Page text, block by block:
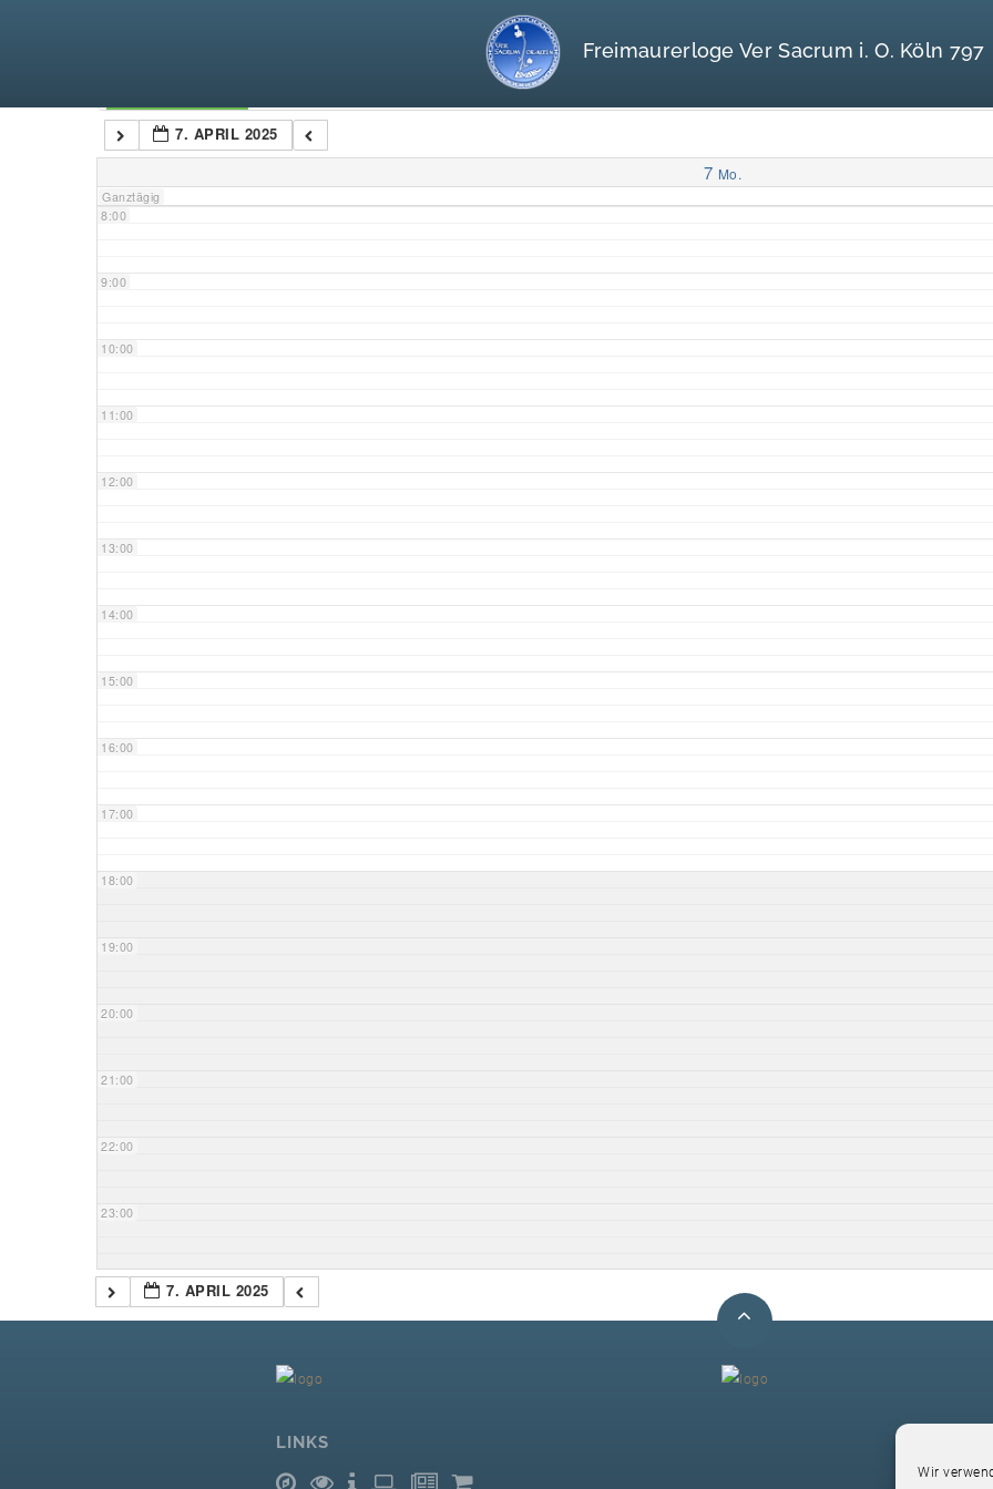
Wir
Freimaurerloge Ver Sacrum i. O. Köln 797
7. APRIL 2025
7 Mo.
Ganztägig
7:00
8:00
9:00
10:00
11:00
12:00
13:00
14:00
15:00
16:00
17:00
18:00
19:00
20:00
21:00
22:00
23:00
7. APRIL 2025
LINKS